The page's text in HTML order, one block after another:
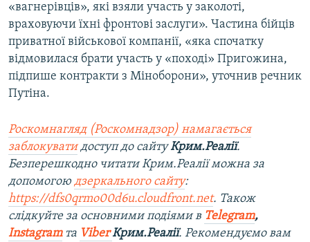
«вагнерівців», які взяли участь у заколоті,
враховуючи їхні фронтові заслуги». Частина бійців
приватної військової компанії, «яка спочатку
відмовилася брати участь у «поході» Пригожина,
підпише контракти з Міноборони», уточнив речник
Путіна.
Роскомнагляд (Роскомнадзор) намагається
заблокуватидоступ до сайтуКрим.Реалії.
Безперешкодно читати Крим.Реалії можна за
допомогою дзеркального сайту:
https://dfs0qrmo00d6u.cloudfront.net. Також
слідкуйте за основними подіями в Telegram,
Instagramта ViberКрим.Реалії. Рекомендуємо вам